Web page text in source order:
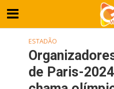
ESTADÃO
de Paris-